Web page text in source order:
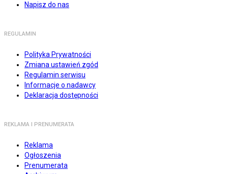
Napisz do nas
REGULAMIN
Polityka Prywatności
Zmiana ustawień zgód
Regulamin serwisu
Informacje o nadawcy
Deklaracja dostępności
REKLAMA I PRENUMERATA
Reklama
Ogłoszenia
Prenumerata